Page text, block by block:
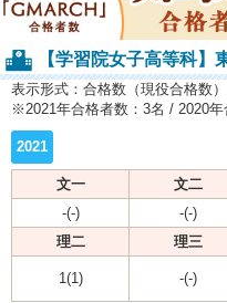
【学習院女子高等科】
表示形式：合格数（現役合格数）
※2021年合格者数：3名 / 2020年
2021
文一 文二
-(-)
-(-)
理二
理三
1(1) -(-)